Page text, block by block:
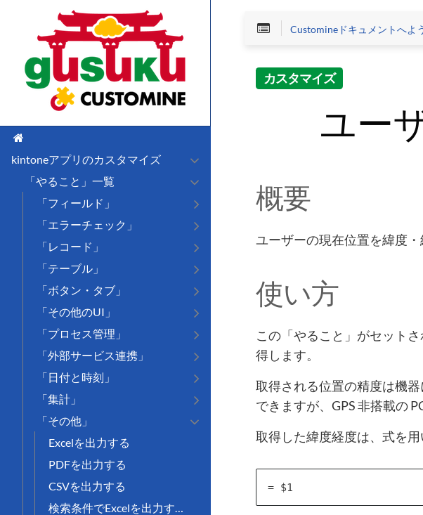
kintoneアプリのカスタマイズ
「やること」一覧
「フィールド」
「エラーチェック」
「レコード」
「テーブル」
「ボタン・タブ」
「その他のUI」
「プロセス管理」
「外部サービス連携」
「日付と時刻」
「集計」
「その他」
Excelを出力する
PDFを出力する
CSVを出力する
検索条件でExcelを出力する
Customineドキュメントへよ
カスタマイズ
ユー
概要
ユーザーの現在位置を緯度・
使い方
この「やること」がセット
得します。
取得される位置の精度は機
できますが、GPS 非搭載の
取得した緯度経度は、式を用